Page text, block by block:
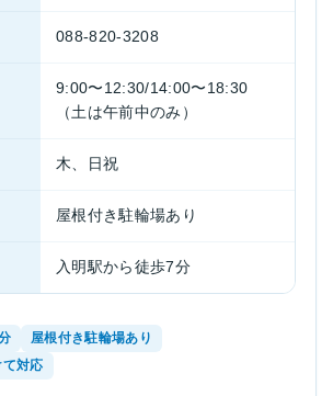
088-820-3208
9:00〜12:30/14:00〜18:30
（土は午前中のみ）
木、日祝
屋根付き駐輪場あり
入明駅から徒歩7分
屋根付き駐輪場あり
て対応